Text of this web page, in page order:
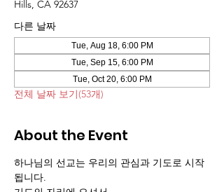
Hills, CA 92637
다른 날짜
Tue, Aug 18, 6:00 PM
Tue, Sep 15, 6:00 PM
Tue, Oct 20, 6:00 PM
전체 날짜 보기(53개)
About the Event
하나님의 선교는 우리의 관심과 기도로 시작
됩니다.